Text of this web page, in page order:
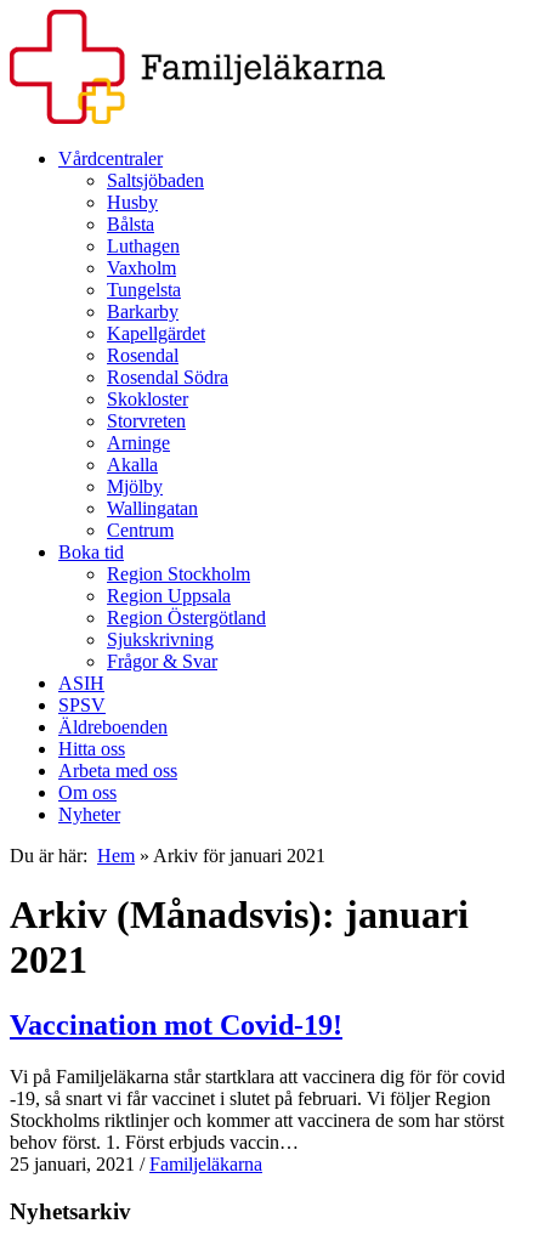
Vårdcentraler
Saltsjöbaden
Husby
Bålsta
Luthagen
Vaxholm
Tungelsta
Barkarby
Kapellgärdet
Rosendal
Rosendal Södra
Skokloster
Storvreten
Arninge
Akalla
Mjölby
Wallingatan
Centrum
Boka tid
Region Stockholm
Region Uppsala
Region Östergötland
Sjukskrivning
Frågor & Svar
ASIH
SPSV
Äldreboenden
Hitta oss
Arbeta med oss
Om oss
Nyheter
Du är här: Hem » Arkiv för januari 2021
Arkiv (Månadsvis): januari
2021
Vaccination mot Covid-19!
Vi på Familjeläkarna står startklara att vaccinera dig för för covid
-19, så snart vi får vaccinet i slutet på februari. Vi följer Region
Stockholms riktlinjer och kommer att vaccinera de som har störst
behov först. 1. Först erbjuds vaccin…
25 januari, 2021 /Familjeläkarna
Nyhetsarkiv